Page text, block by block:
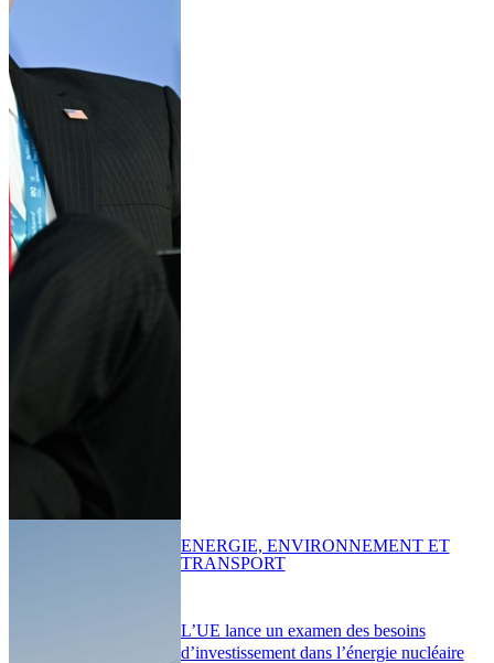
L’UE lance un examen des besoins
d’investissement dans l’énergie nucléaire
ENERGIE, ENVIRONNEMENT ET
TRANSPORT